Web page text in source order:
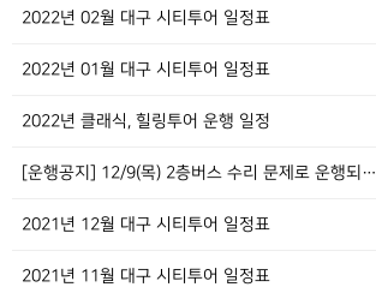
2022년 02월 대구 시티투어 일정표
2022년 01월 대구 시티투어 일정표
2022년 클래식, 힐링투어 운행 일정
[운행공지] 12/9(목) 2층버스 수리 문제로 운행되…
2021년 12월 대구 시티투어 일정표
2021년 11월 대구 시티투어 일정표